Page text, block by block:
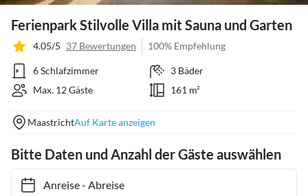
Ferienpark Stilvolle Villa mit Sauna und Garten
4.05/5 37 Bewertungen 100% Empfehlung
6 Schlafzimmer
3 Bäder
Max. 12 Gäste
161 m²
MaastrichtAuf Karte anzeigen
Bitte Daten und Anzahl der Gäste auswählen
Anreise- Abreise